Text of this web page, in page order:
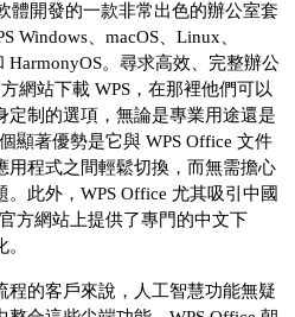
體開發的一款非常出色的辦公室套
Windows、macOS、Linux、
HarmonyOS。尋求高效、完整辦公
網站下載 WPS，在那裡他們可以
定制的選項，無論是專業用途還是
顯著優勢是它與 WPS Office 文件
用程式之間輕鬆切換，而無需擔心
此外，WPS Office 尤其吸引中國
方網站上提供了專門的中文下
程的客戶來說，人工智慧功能無疑